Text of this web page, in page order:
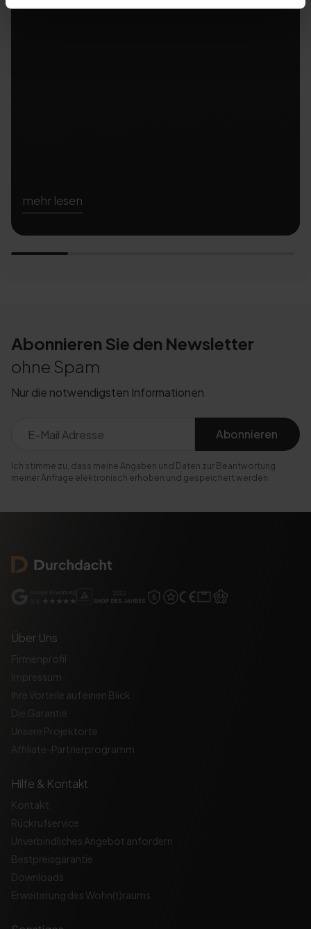
mehr lesen
Abonnieren Sie den Newsletter
ohne Spam
Nur die notwendigsten Informationen
Abonnieren
Ich stimme zu, dass meine Angaben und Daten zur Beantwortung
meiner Anfrage elektronisch erhoben und gespeichert werden.
Über Uns
Firmenprofil
Impressum
Ihre Vorteile auf einen Blick
Die Garantie
Unsere Projektorte
Affiliate-Partnerprogramm
Hilfe & Kontakt
Kontakt
Rückrufservice
Unverbindliches Angebot anfordern
Bestpreisgarantie
Downloads
Erweiterung des Wohn(t)raums